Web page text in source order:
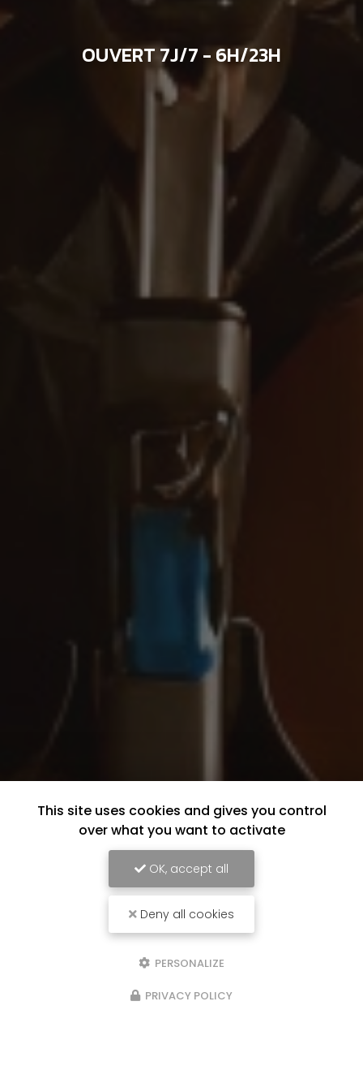
OUVERT 7J/7 - 6H/23H
This site uses cookies and gives you control
over what you want to activate
OK, accept all
Deny all cookies
PERSONALIZE
PRIVACY POLICY